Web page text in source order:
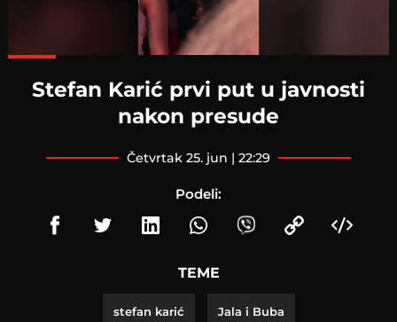
Stefan Karić prvi put u javnosti
nakon presude
četvrtak 25. jun | 22:29
Podeli:
TEME
stefan karić Jala i Buba